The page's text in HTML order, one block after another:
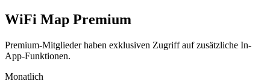
WiFi Map Premium
Premium-Mitglieder haben exklusiven Zugriff auf zusätzliche In-
App-Funktionen.
Monatlich